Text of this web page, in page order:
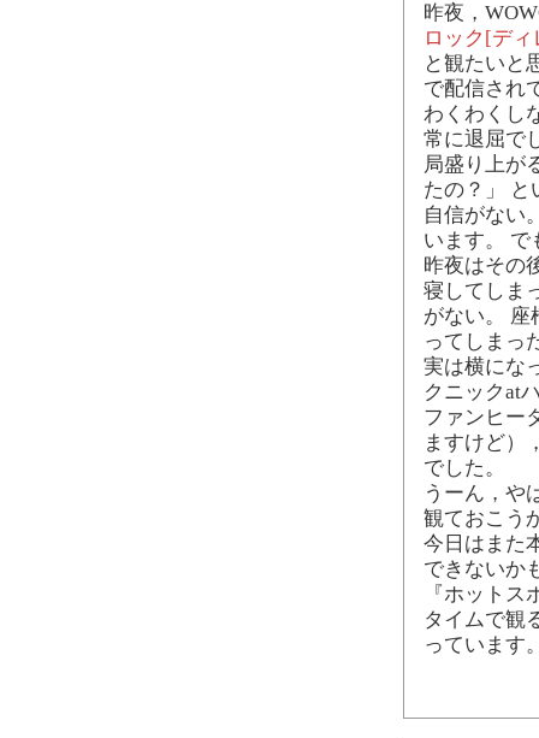
昨夜，
ロック[デ
と観たいと
で配信され
わくわくし
常に退屈で
局盛り上が
たの？」 と
自信がない
います。 で
昨夜はその
寝してしま
がない。 座
ってしまっ
実は横にな
クニックat
ファンヒー
ますけど）
でした。
うーん，や
観ておこう
今日はまた
できないか
『ホット
タイムで観
っています